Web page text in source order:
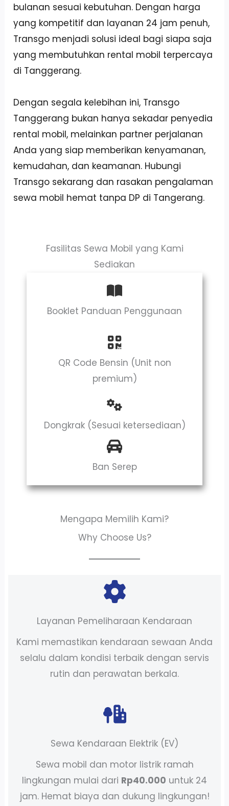
bulanan sesuai kebutuhan. Dengan harga
yang kompetitif dan layanan 24 jam penuh,
Transgo menjadi solusi ideal bagi siapa saja
yang membutuhkan rental mobil terpercaya
di Tanggerang.
Dengan segala kelebihan ini, Transgo
Tanggerang bukan hanya sekadar penyedia
rental mobil, melainkan partner perjalanan
Anda yang siap memberikan kenyamanan,
kemudahan, dan keamanan. Hubungi
Transgo sekarang dan rasakan pengalaman
sewa mobil hemat tanpa DP di Tangerang.
Fasilitas Sewa Mobil yang Kami
Sediakan
Booklet Panduan Penggunaan
QR Code Bensin (Unit non
premium)
Dongkrak (Sesuai ketersediaan)
Ban Serep
Mengapa Memilih Kami?
Why Choose Us?
Layanan Pemeliharaan Kendaraan
Kami memastikan kendaraan sewaan Anda
selalu dalam kondisi terbaik dengan servis
rutin dan perawatan berkala.
Sewa Kendaraan Elektrik (EV)
Sewa mobil dan motor listrik ramah
lingkungan mulai dari Rp40.000 untuk 24
jam. Hemat biaya dan dukung lingkungan!